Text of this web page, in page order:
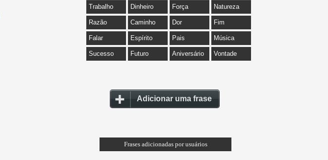
Trabalho Dinheiro Força Natureza
Razão Caminho Dor Fim
Falar Espírito Pais Música
Sucesso Futuro Aniversário Vontade
Adicionar uma frase
Frases adicionadas por usuários